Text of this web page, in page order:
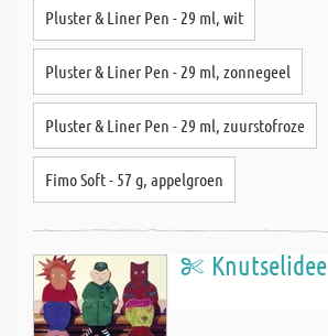
Pluster & Liner Pen - 29 ml, wit
Pluster & Liner Pen - 29 ml, zonnegeel
Pluster & Liner Pen - 29 ml, zuurstofroze
Fimo Soft - 57 g, appelgroen
Knutselidee